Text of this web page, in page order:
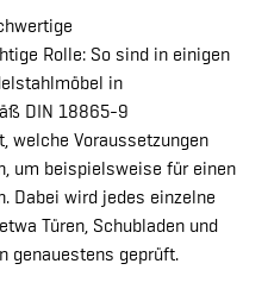
Rolle: So sind in einigen
in
DIN 18865-9
welche Voraussetzungen
um beispielsweise für einen
Dabei wird jedes einzelne
Türen, Schubladen und
genauestens geprüft.